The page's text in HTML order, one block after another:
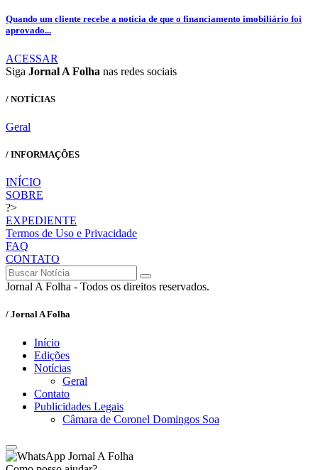
Quando um cliente recebe a notícia de que o financiamento imobiliário foi
aprovado...
ACESSAR
Siga Jornal A Folha nas redes sociais
/ NOTÍCIAS
Geral
/ INFORMAÇÕES
INÍCIO
SOBRE
?>
EXPEDIENTE
Termos de Uso e Privacidade
FAQ
CONTATO
Jornal A Folha - Todos os direitos reservados.
/ Jornal A Folha
Início
Edições
Notícias
Geral
Contato
Publicidades Legais
Câmara de Coronel Domingos Soa
Jornal A Folha